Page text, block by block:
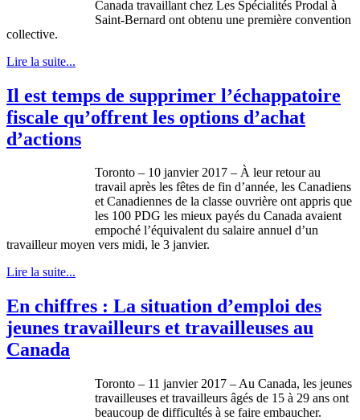
Canada travaillant chez Les Spécialités Prodal à
Saint-Bernard ont obtenu une première convention
collective.
Lire la suite...
Il est temps de supprimer l’échappatoire
fiscale qu’offrent les options d’achat
d’actions
Toronto – 10 janvier 2017 – À leur retour au
travail après les fêtes de fin d’année, les Canadiens
et Canadiennes de la classe ouvrière ont appris que
les 100 PDG les mieux payés du Canada avaient
empoché l’équivalent du salaire annuel d’un
travailleur moyen vers midi, le 3 janvier.
Lire la suite...
En chiffres : La situation d’emploi des
jeunes travailleurs et travailleuses au
Canada
Toronto – 11 janvier 2017 – Au Canada, les jeunes
travailleuses et travailleurs âgés de 15 à 29 ans ont
beaucoup de difficultés à se faire embaucher.